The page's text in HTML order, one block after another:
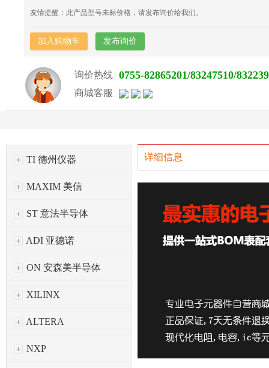
友情提醒：此产品型号未标价格，请发布询价给我们。
加入购物车 发布询价
询价热线 0755-82865201/83247510/
商城客服
TI 德州仪器
MAXIM 美信
ST 意法半导体
ADI 亚德诺
ON 安森美半导体
XILINX
ALTERA
NXP
详细信息